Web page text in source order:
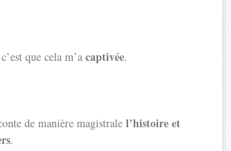
que cela m’acaptivée.
de manière magistralel’histoire et
.